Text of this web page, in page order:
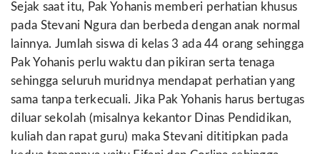
Sejak saat itu, Pak Yohanis memberi perhatian khusus
pada Stevani Ngura dan berbeda dengan anak normal
lainnya. Jumlah siswa di kelas 3 ada 44 orang sehingga
Pak Yohanis perlu waktu dan pikiran serta tenaga
sehingga seluruh muridnya mendapat perhatian yang
sama tanpa terkecuali. Jika Pak Yohanis harus bertugas
diluar sekolah (misalnya kekantor Dinas Pendidikan,
kuliah dan rapat guru) maka Stevani dititipkan pada